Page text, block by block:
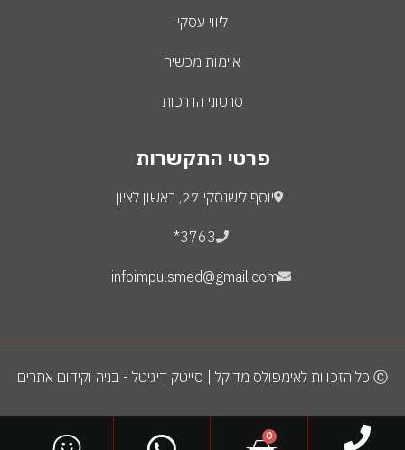
ליווי עסקי
איימות מכשיר
סרטוני הדרכות
פרטי התקשרות
יוסף לישנסקי 27, ראשון לציון
3763*
infoimpulsmed@gmail.com
Ⓒ כל הזכויות לאימפולס מדיקל | סייטק דיגיטל - בניה וקידום אתרים
0